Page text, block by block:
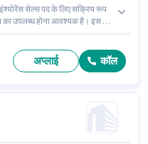
सेल्स पद के लिए सक्रिय रूप
का उपलब्ध होना आवश्यक है। इस पद
है।
अप्लाई कॉल